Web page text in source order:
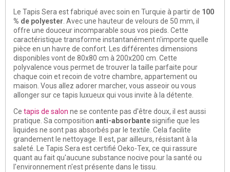
Le Tapis Sera est fabriqué avec soin en Turquie à partir de 100
% de polyester . Avec une hauteur de velours de 50 mm, il
offre une douceur incomparable sous vos pieds. Cette
caractéristique transforme instantanément n'importe quelle
pièce en un havre de confort. Les différentes dimensions
disponibles vont de 80x80 cm à 200x200 cm. Cette
polyvalence vous permet de trouver la taille parfaite pour
chaque coin et recoin de votre chambre, appartement ou
maison. Vous allez adorer marcher, vous asseoir ou vous
allonger sur ce tapis luxueux qui vous invite à la détente.
Ce tapis de salon ne se contente pas d'être doux, il est aussi
pratique. Sa composition anti-absorbantesignifie que les
liquides ne sont pas absorbés par le textile. Cela facilite
grandement le nettoyage. Il est, par ailleurs, résistant à la
saleté. Le Tapis Sera est certifié Oeko-Tex, ce qui rassure
quant au fait qu'aucune substance nocive pour la santé ou
l'environnement n'est présente dans le tissu.